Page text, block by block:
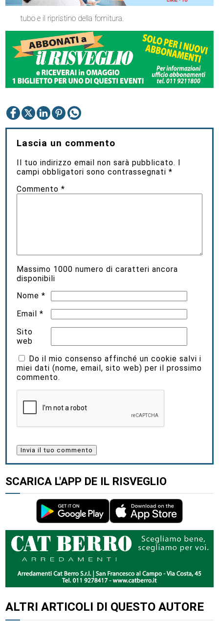
tubo e il ripristino della fornitura.
Lascia un commento
Il tuo indirizzo email non sarà pubblicato. I
campi obbligatori sono contrassegnati*
Commento*
Massimo 1000 numero di caratteri ancora
disponibili
Nome*
Email*
Sito
web
Do il mio consenso affinché un cookie salvi i
miei dati (nome, email, sito web) per il prossimo
commento.
SCARICA L'APP DE IL RISVEGLIO
ALTRI ARTICOLI DI QUESTO AUTORE